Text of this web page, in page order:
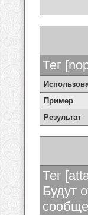
Тег
Пример
Результат
Тег
Будут